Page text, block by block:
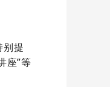
别提
座”等